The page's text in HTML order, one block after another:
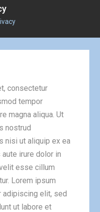
consectetur
tempor
magna aliqua. Ut
nostrud
nisi ut aliquip ex ea
irure dolor in
esse cillum
Lorem ipsum
adipiscing elit, sed
ut labore et